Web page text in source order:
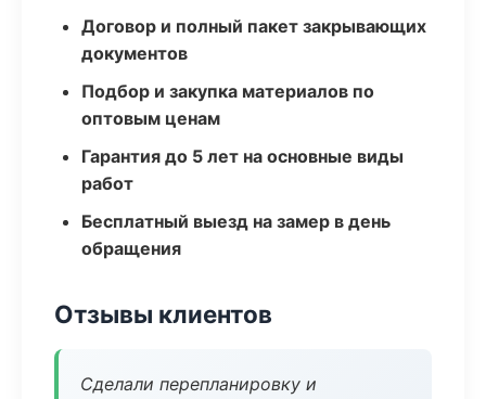
Договор и полный пакет закрывающих
документов
Подбор и закупка материалов по
оптовым ценам
Гарантия до 5 лет на основные виды
работ
Бесплатный выезд на замер в день
обращения
Отзывы клиентов
Сделали перепланировку и